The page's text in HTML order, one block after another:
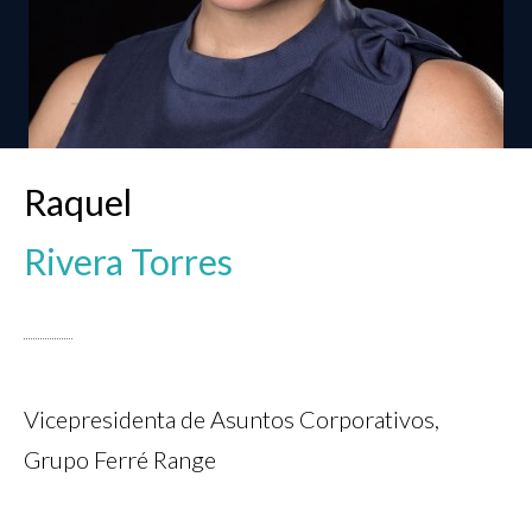
Raquel
Rivera Torres
Vicepresidenta de Asuntos Corporativos,
Grupo Ferré Range